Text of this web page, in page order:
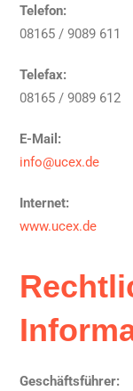
Telefon:
08165 / 9089 611
Telefax:
08165 / 9089 612
E-Mail:
info@ucex.de
Internet:
www.ucex.de
Geschäftsführer: